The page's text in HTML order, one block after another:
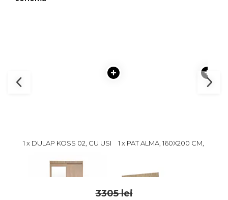
1 x DULAP KOSS 02, CU USI
SONOMA, 100X60X200 CM
1449 lei
1 x PAT ALMA, 160X200 CM,
3305 lei